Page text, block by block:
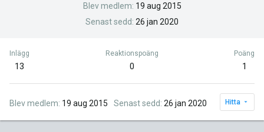
Blev medlem 19 aug 2015
Senast sedd 26 jan 2020
Inlägg
13
Reaktionspoäng
0
Poäng
1
Blev medlem 19 aug 2015 Senast sedd 26 jan 2020 Hitta